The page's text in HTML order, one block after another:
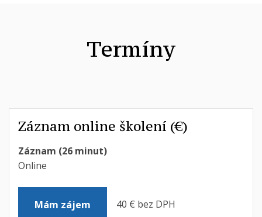
Termíny
Záznam online školení (€)
Záznam (26 minut)
Online
Mám zájem 40 € bez DPH